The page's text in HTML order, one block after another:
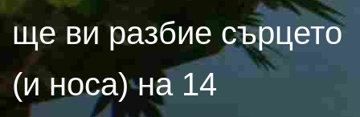
ще ви разбие сърцето
(и носа) на 14